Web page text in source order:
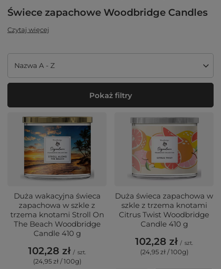
Świece zapachowe Woodbridge Candles
Czytaj więcej
Zmień sortowanie
Nazwa A - Z
Pokaż filtry
Duża wakacyjna świeca
zapachowa w szkle z
trzema knotami Stroll On
The Beach Woodbridge
Candle 410 g
102,28 zł / szt.
(24,95 zł / 100g)
Duża świeca zapachowa w
szkle z trzema knotami
Citrus Twist Woodbridge
Candle 410 g
102,28 zł / szt.
(24,95 zł / 100g)